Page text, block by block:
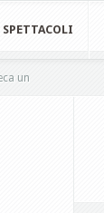
SPETTACOLI
un